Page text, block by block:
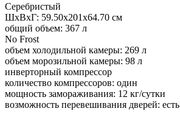
Серебристый
ШхВхГ: 59.50х201х64.70 см
общий объем: 367 л
No Frost
объем холодильной камеры: 269 л
объем морозильной камеры: 98 л
инверторный компрессор
количество компрессоров: один
мощность замораживания: 12 кг/сутки
возможность перевешивания дверей: есть